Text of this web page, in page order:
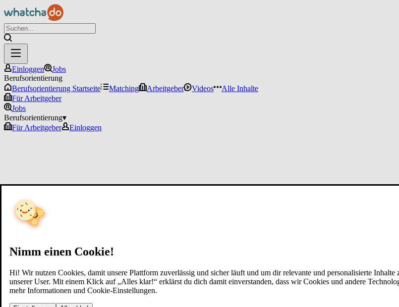
Nimm einen Cookie!
Hi! Wir nutzen Cookies, damit unsere Plattform zuverlässig und sicher läuft und um dir relevante und personalisierte
unserer User. Mit einem Klick auf „Alles klar!“ erklärst du dich damit einverstanden, dass wir Cookies und andere
mehr Informationen und Cookie-Einstellungen.
Einloggen
Jobs
Berufsorientierung
Berufsorientierung Startseite
Matching Arbeitgeber Videos
Alle Inhalte
Für Arbeitgeber
Jobs
Berufsorientierung▾
Für Arbeitgeber
Einloggen
Zu­stel­ler*in (w/m/d) 3362 ­Mau­er bei Am­stet­ten